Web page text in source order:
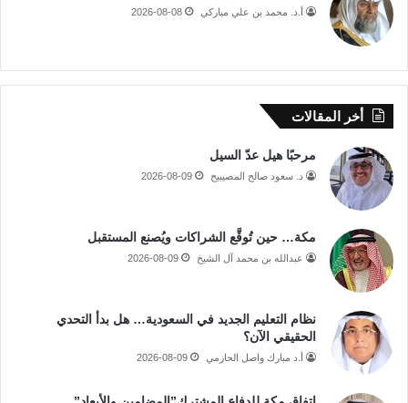
أ.د. محمد بن علي مباركي 2026-08-08
أخر المقالات
مرحبًا هيل عدّ السيل
د. سعود صالح المصيبيح 2026-08-09
مكة… حين تُوقَّع الشراكات ويُصنع المستقبل
عبدالله بن محمد آل الشيخ 2026-08-09
نظام التعليم الجديد في السعودية… هل بدأ التحدي
الحقيقي الآن؟
أ.د مبارك واصل الحازمي 2026-08-09